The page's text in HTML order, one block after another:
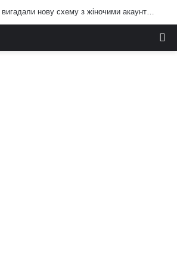
Спецслужби РФ вигадали нову схему з жіночими акаунтами в Україні: як виманюють військових